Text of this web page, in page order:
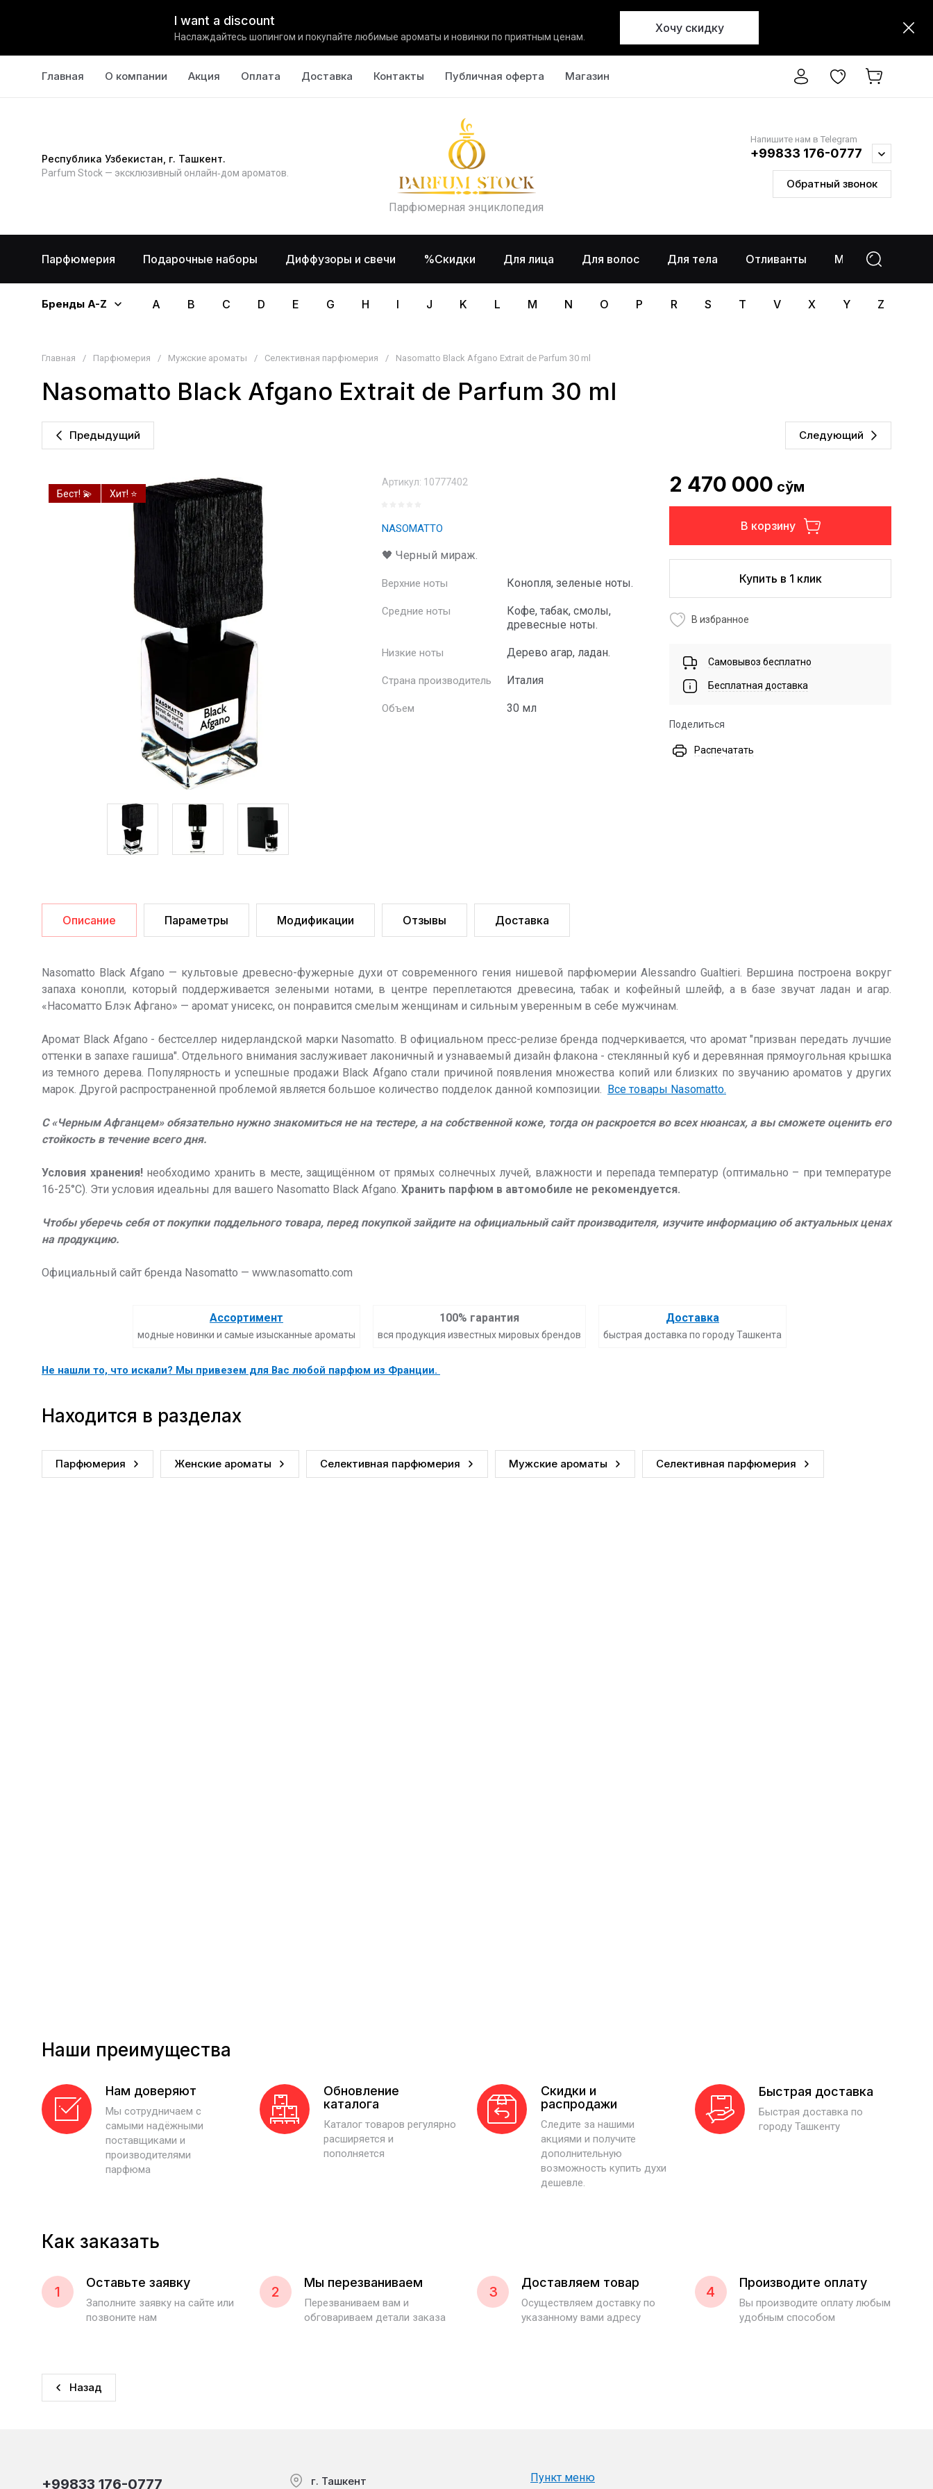
I want a discount
Наслаждайтесь шопингом и покупайте любимые ароматы и новинки по приятным ценам.
Хочу скидку
Главная О компании Акция Оплата Доставка Контакты Публичная оферта Магазин
Парфюмерная энциклопедия
Республика Узбекистан, г. Ташкент.
Parfum Stock — эксклюзивный онлайн‑дом ароматов.
Напишите нам в Telegram
+99833 176-0777
Обратный звонок
Парфюмерия Подарочные наборы Диффузоры и свечи %Скидки Для лица Для волос Для тела Отливанты Макияж
Бренды A-Z A B C D E G H I J K L M N O P R S T V X Y Z
Главная / Парфюмерия / Мужские ароматы / Селективная парфюмерия / Nasomatto Black Afgano Extrait de Parfum 30 ml
Nasomatto Black Afgano Extrait de Parfum 30 ml
Предыдущий Следующий
Бест! 💫 Хит! ⭐️
Артикул: 10777402
NASOMATTO
🖤 Черный мираж.
Верхние ноты Конопля, зеленые ноты.
Средние ноты
Кофе, табак, смолы,
древесные ноты.
Низкие ноты Дерево агар, ладан.
Страна производитель Италия
Объем 30 мл
2 470 000 сўм
В корзину
Купить в 1 клик
В избранное
Самовывоз бесплатно
Бесплатная доставка
Поделиться
Распечатать
Описание Параметры Модификации Отзывы Доставка
Nasomatto Black Afgano — культовые древесно-фужерные духи от современного гения нишевой парфюмерии Alessandro Gualtieri. Вершина построена вокруг
запаха конопли, который поддерживается зелеными нотами, в центре переплетаются древесина, табак и кофейный шлейф, а в базе звучат ладан и агар.
«Насоматто Блэк Афгано» — аромат унисекс, он понравится смелым женщинам и сильным уверенным в себе мужчинам.
Аромат Black Afgano - бестселлер нидерландской марки Nasomatto. В официальном пресс-релизе бренда подчеркивается, что аромат "призван передать лучшие
оттенки в запахе гашиша". Отдельного внимания заслуживает лаконичный и узнаваемый дизайн флакона - стеклянный куб и деревянная прямоугольная крышка
из темного дерева. Популярность и успешные продажи Black Afgano стали причиной появления множества копий или близких по звучанию ароматов у других
марок. Другой распространенной проблемой является большое количество подделок данной композиции. Все товары Nasomatto.
С «Черным Афганцем» обязательно нужно знакомиться не на тестере, а на собственной коже, тогда он раскроется во всех нюансах, а вы сможете оценить его
стойкость в течение всего дня.
Условия хранения! необходимо хранить в месте, защищённом от прямых солнечных лучей, влажности и перепада температур (оптимально – при температуре
16-25°С). Эти условия идеальны для вашего Nasomatto Black Afgano. Хранить парфюм в автомобиле не рекомендуется.
Чтобы уберечь себя от покупки поддельного товара, перед покупкой зайдите на официальный сайт производителя, изучите информацию об актуальных ценах
на продукцию.
Официальный сайт бренда Nasomatto — www.nasomatto.com
Ассортимент
модные новинки и самые изысканные ароматы
100% гарантия
вся продукция известных мировых брендов
Доставка
быстрая доставка по городу Ташкента
Не нашли то, что искали? Мы привезем для Вас любой парфюм из Франции.
Находится в разделах
Парфюмерия Женские ароматы Селективная парфюмерия Мужские ароматы Селективная парфюмерия
Наши преимущества
Нам доверяют
Мы сотрудничаем с
самыми надёжными
поставщиками и
производителями
парфюма
Обновление
каталога
Каталог товаров регулярно
расширяется и
пополняется
Скидки и
распродажи
Следите за нашими
акциями и получите
дополнительную
возможность купить духи
дешевле.
Быстрая доставка
Быстрая доставка по
городу Ташкенту
Как заказать
1
Оставьте заявку
Заполните заявку на сайте или
позвоните нам
2
Мы перезваниваем
Перезваниваем вам и
обговариваем детали заказа
3
Доставляем товар
Осуществляем доставку по
указанному вами адресу
4
Производите оплату
Вы производите оплату любым
удобным способом
Назад
+99833 176-0777 г. Ташкент Пункт меню